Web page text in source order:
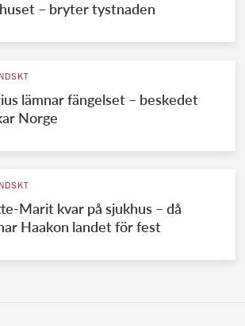
– bryter tystnaden
lämnar fängelset – beskedet
Norge
Marit kvar på sjukhus – då
Haakon landet för fest